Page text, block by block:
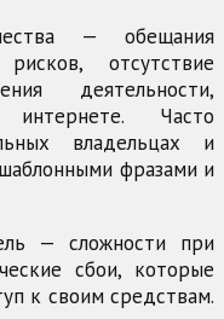
— обещания
отсутствие
деятельности,
Часто
владельцах и
фразами и
— сложности при
сбои, которые
к своим средствам.